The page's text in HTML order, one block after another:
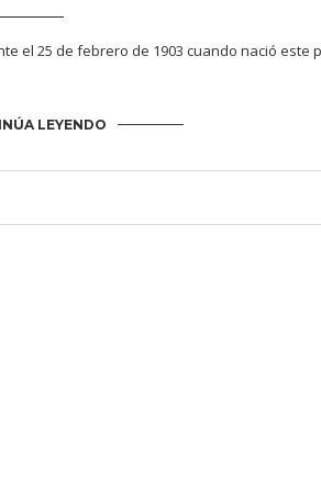
el 25 de febrero de 1903 cuando nació este
LEYENDO